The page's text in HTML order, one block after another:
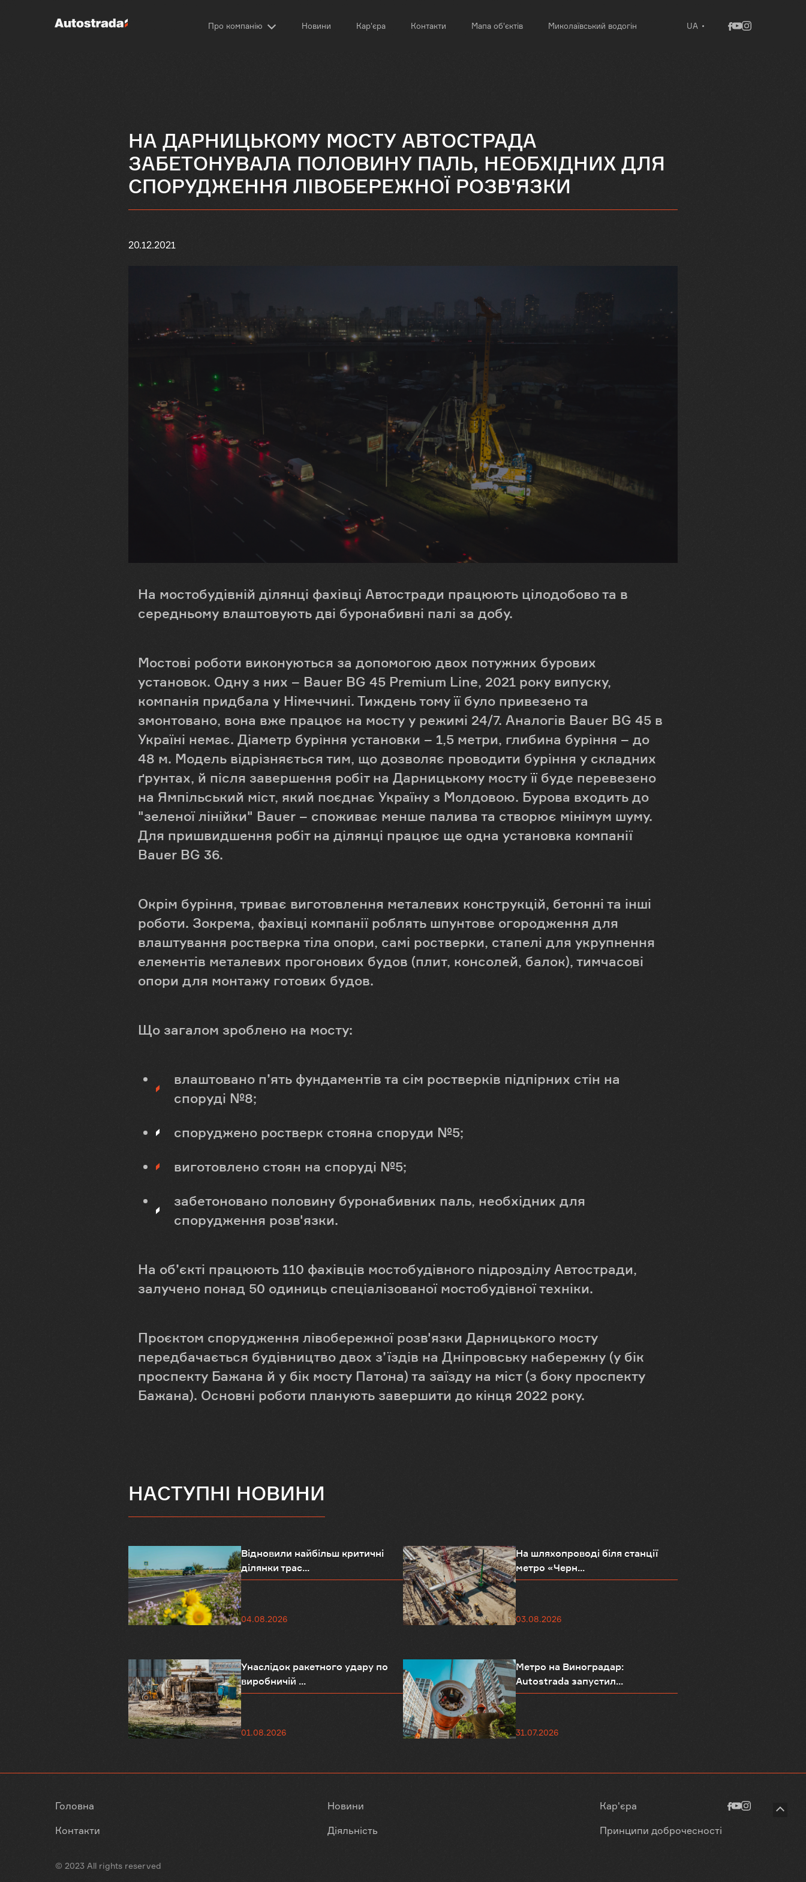
Про компанію Новини Кар'єра Контакти Мапа об'єктів Миколаївський водогін UA
НА ДАРНИЦЬКОМУ МОСТУ АВТОСТРАДА
ЗАБЕТОНУВАЛА ПОЛОВИНУ ПАЛЬ, НЕОБХІДНИХ ДЛЯ
СПОРУДЖЕННЯ ЛІВОБЕРЕЖНОЇ РОЗВ'ЯЗКИ
20.12.2021
На мостобудівній ділянці фахівці Автостради працюють цілодобово та в
середньому влаштовують дві буронабивні палі за добу.
Мостові роботи виконуються за допомогою двох потужних бурових
установок. Одну з них – Bauer BG 45 Premium Line, 2021 року випуску,
компанія придбала у Німеччині. Тиждень тому її було привезено та
змонтовано, вона вже працює на мосту у режимі 24/7. Аналогів Bauer BG 45 в
Україні немає. Діаметр буріння установки – 1,5 метри, глибина буріння – до
48 м. Модель відрізняється тим, що дозволяє проводити буріння у складних
ґрунтах, й після завершення робіт на Дарницькому мосту її буде перевезено
на Ямпільський міст, який поєднає Україну з Молдовою. Бурова входить до
"зеленої лінійки" Bauer – споживає менше палива та створює мінімум шуму.
Для пришвидшення робіт на ділянці працює ще одна установка компанії
Bauer BG 36.
Окрім буріння, триває виготовлення металевих конструкцій, бетонні та інші
роботи. Зокрема, фахівці компанії роблять шпунтове огородження для
влаштування ростверка тіла опори, самі ростверки, стапелі для укрупнення
елементів металевих прогонових будов (плит, консолей, балок), тимчасові
опори для монтажу готових будов.
Що загалом зроблено на мосту:
влаштовано п’ять фундаментів та сім ростверків підпірних стін на
споруді №8;
споруджено ростверк стояна споруди №5;
виготовлено стоян на споруді №5;
забетоновано половину буронабивних паль, необхідних для
спорудження розв'язки.
На об’єкті працюють 110 фахівців мостобудівного підрозділу Автостради,
залучено понад 50 одиниць спеціалізованої мостобудівної техніки.
Проєктом спорудження лівобережної розв'язки Дарницького мосту
передбачається будівництво двох з’їздів на Дніпровську набережну (у бік
проспекту Бажана й у бік мосту Патона) та заїзду на міст (з боку проспекту
Бажана). Основні роботи планують завершити до кінця 2022 року.
НАСТУПНІ НОВИНИ
Відновили найбільш критичні
ділянки трас...
04.08.2026
На шляхопроводі біля станції
метро «Черн...
03.08.2026
Унаслідок ракетного удару по
виробничій ...
01.08.2026
Метро на Виноградар:
Autostrada запустил...
31.07.2026
Головна Новини Кар'єра
Контакти Діяльність Принципи доброчесності
© 2023 All rights reserved